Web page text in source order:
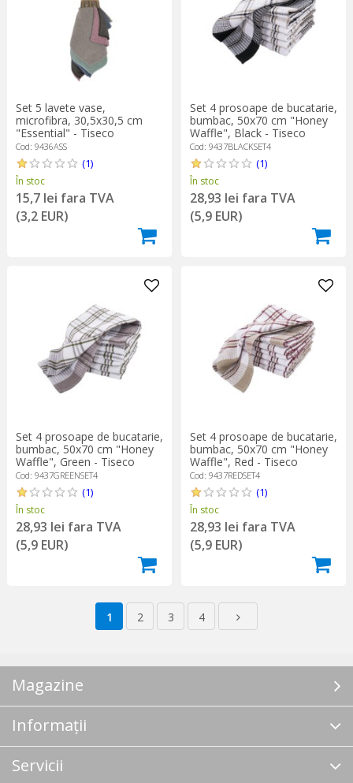
Set 5 lavete vase,
microfibra, 30,5x30,5 cm
"Essential" - Tiseco
Cod: 9436ASS
(1)
În stoc
15,7 lei fara TVA
(3,2 EUR)
Set 4 prosoape de bucatarie,
bumbac, 50x70 cm "Honey
Waffle", Black - Tiseco
Cod: 9437BLACKSET4
(1)
În stoc
28,93 lei fara TVA
(5,9 EUR)
Set 4 prosoape de bucatarie,
bumbac, 50x70 cm "Honey
Waffle", Green - Tiseco
Cod: 9437GREENSET4
(1)
În stoc
28,93 lei fara TVA
(5,9 EUR)
Set 4 prosoape de bucatarie,
bumbac, 50x70 cm "Honey
Waffle", Red - Tiseco
Cod: 9437REDSET4
(1)
În stoc
28,93 lei fara TVA
(5,9 EUR)
1 2 3 4
Magazine
Informații
Servicii